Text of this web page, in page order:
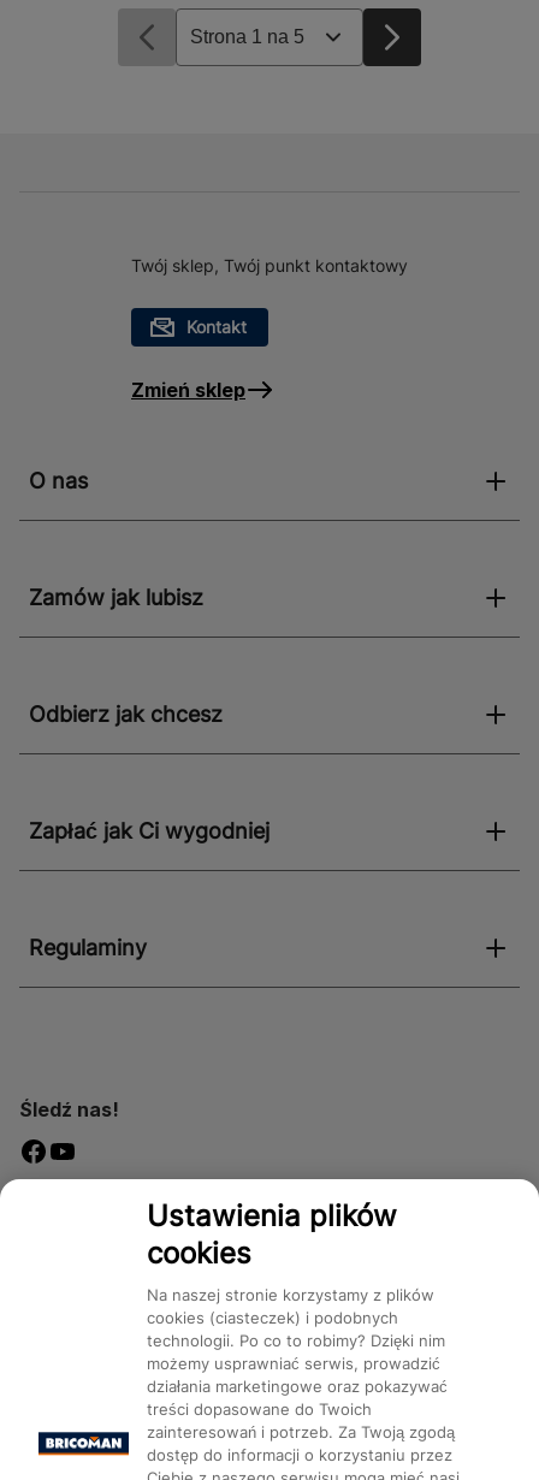
Twój sklep, Twój punkt kontaktowy
Kontakt
Zmień sklep
O nas
Zamów jak lubisz
Odbierz jak chcesz
Zapłać jak Ci wygodniej
Regulaminy
Śledź nas!
Dostępność
Kategorie Produkty Marki CMS
Ustawienia plików
cookies
Na naszej stronie korzystamy z plików
cookies (ciasteczek) i podobnych
technologii. Po co to robimy? Dzięki nim
możemy usprawniać serwis, prowadzić
działania marketingowe oraz pokazywać
treści dopasowane do Twoich
zainteresowań i potrzeb. Za Twoją zgodą
dostęp do informacji o korzystaniu przez